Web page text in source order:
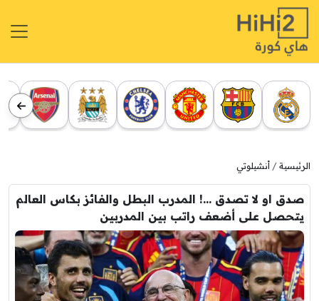
الرئيسية أنشيلوتي
صدق او لا تصدق …! المدرب البطل والفائز بكاس العالم
يتحصل على أضعف راتب بين المدربين